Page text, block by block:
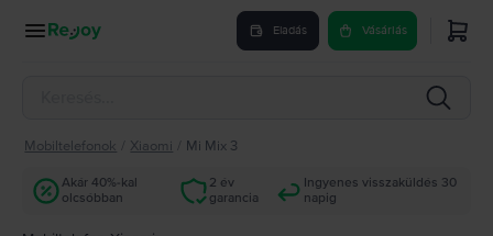
Eladás Vásárlás
Mobiltelefonok Xiaomi Mi Mix 3
Akár 40%-kal
olcsóbban
2 év
garancia
Ingyenes visszaküldés 30
napig